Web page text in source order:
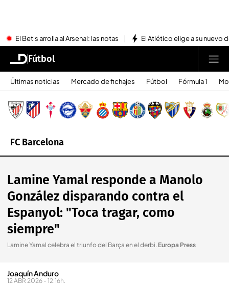
El Betis arrolla al Arsenal: las notas El Atlético elige a su nuevo
Fútbol
Últimas noticias Mercado de fichajes Fútbol Fórmula 1
FC Barcelona
Lamine Yamal responde a Manolo
González disparando contra el
Espanyol: "Toca tragar, como
siempre"
Lamine Yamal celebra el triunfo del Barça en el derbi. Europa Press
Joaquín Anduro
12 ABR 2026 - 12:16h.